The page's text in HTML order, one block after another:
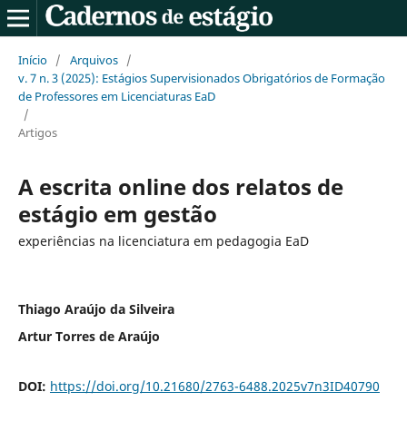
Início / Arquivos /
v. 7 n. 3 (2025): Estágios Supervisionados Obrigatórios de Formação
de Professores em Licenciaturas EaD
/
Artigos
A escrita online dos relatos de
estágio em gestão
experiências na licenciatura em pedagogia EaD
Thiago Araújo da Silveira
Artur Torres de Araújo
DOI: https://doi.org/10.21680/2763-6488.2025v7n3ID40790